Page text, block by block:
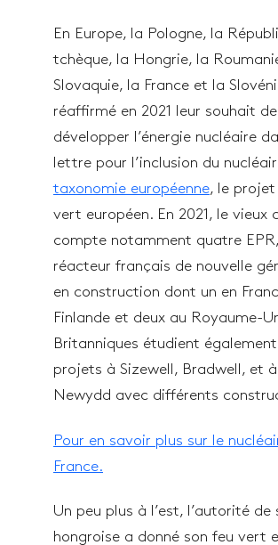
En Europe, la Pologne, la
tchèque, la Hongrie, la
Slovaquie, la France et la
réaffirmé en 2021 leur souhait de
développer l’énergie nucléaire
lettre pour l’inclusion du
taxonomie européenne, le projet
vert européen. En 2021, le vieux
compte notamment quatre
réacteur français de nouvelle
en construction dont un en
Finlande et deux au Royaume-
Britanniques étudient
projets à Sizewell, Bradwell, et
Newydd avec différents
Pour en savoir plus sur le
France.
Un peu plus à l’est, l’autorité de
hongroise a donné son feu vert